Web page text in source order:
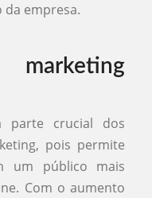
empresa.
marketing
parte crucial dos
pois permite
um público mais
Com o aumento